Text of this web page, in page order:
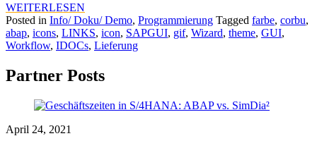
WEITERLESEN
Posted in Info/ Doku/ Demo, Programmierung Tagged farbe, corbu,
abap, icons, LINKS, icon, SAPGUI, gif, Wizard, theme, GUI,
Workflow, IDOCs, Lieferung
Partner Posts
April 24, 2021